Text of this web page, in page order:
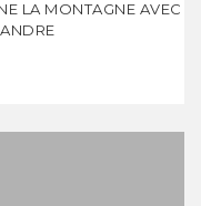
LA MONTAGNE AVEC